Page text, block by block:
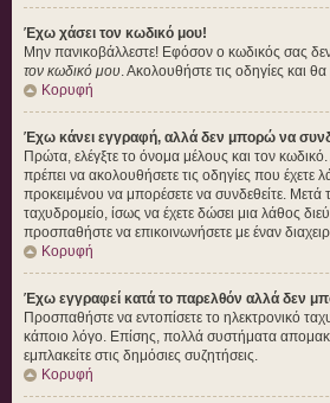
Έχω χάσει τον κωδικό μου!
Μην πανικοβάλλεστε! Εφόσον ο κωδικός σας δεν
τον κωδικό μου. Ακολουθήστε τις οδηγίες και
Κορυφή
Έχω κάνει εγγραφή, αλλά δεν μπορώ να
Πρώτα, ελέγξτε το όνομα μέλους και τον
πρέπει να ακολουθήσετε τις οδηγίες που έχετε
προκειμένου να μπορέσετε να συνδεθείτε. Μετά
ταχυδρομείο, ίσως να έχετε δώσει μια λάθος
προσπαθήστε να επικοινωνήσετε με έναν
Κορυφή
Έχω εγγραφεί κατά το παρελθόν αλλά δεν
Προσπαθήστε να εντοπίσετε το ηλεκτρονικό
κάποιο λόγο. Επίσης, πολλά συστήματα
εμπλακείτε στις δημόσιες συζητήσεις.
Κορυφή